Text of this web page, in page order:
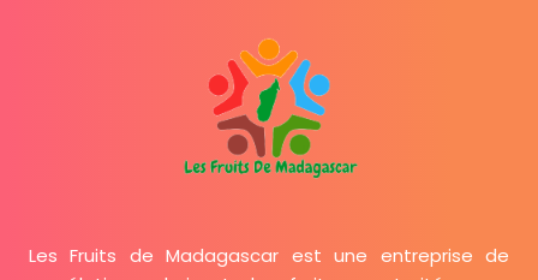
Les Fruits de Madagascar est une entreprise de